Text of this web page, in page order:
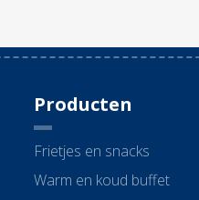
Producten
Frietjes en snacks
Warm en koud buffet